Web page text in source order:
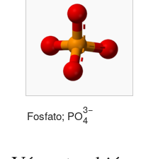
Fosfato; PO3−
4